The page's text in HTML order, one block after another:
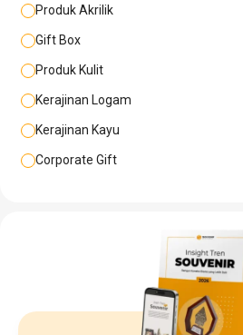
Produk Akrilik
Gift Box
Produk Kulit
Kerajinan Logam
Kerajinan Kayu
Corporate Gift